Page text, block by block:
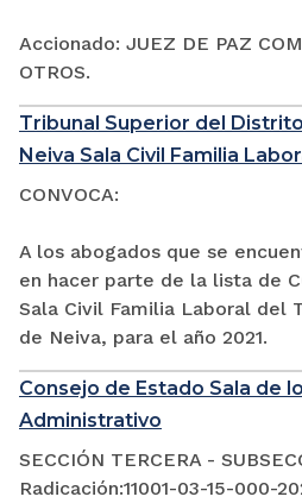
Accionado: JUEZ DE PAZ
OTROS.
Tribunal Superior del
Neiva Sala Civil Familia
CONVOCA:
A los abogados que se
en hacer parte de la lista de
Sala Civil Familia Laboral del
de Neiva, para el año 2021.
Consejo de Estado Sala de
Administrativo
SECCIÓN TERCERA -
Radicación:11001-03-15-000-